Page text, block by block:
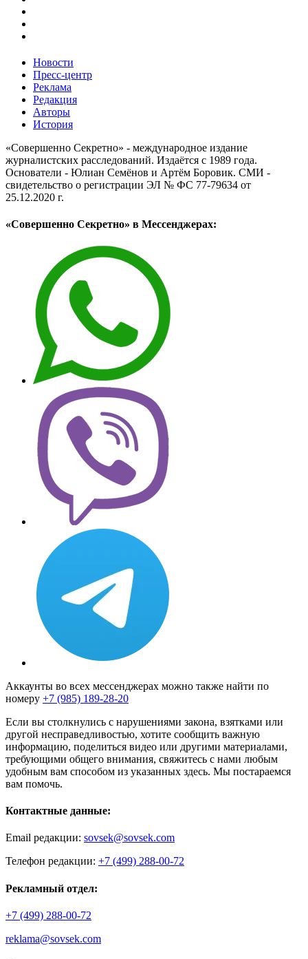
Новости
Пресс-центр
Реклама
Редакция
Авторы
История
«Совершенно Секретно» - международное издание
журналистских расследований. Издаётся с 1989 года.
Основатели - Юлиан Семёнов и Артём Боровик. CМИ -
свидетельство о регистрации ЭЛ № ФС 77-79634 от
25.12.2020 г.
«Совершенно Секретно» в Мессенджерах:
Аккаунты во всех мессенджерах можно также найти по
номеру +7 (985) 189-28-20
Если вы столкнулись с нарушениями закона, взятками или
другой несправедливостью, хотите сообщить важную
информацию, поделиться видео или другими материалами,
требующими общего внимания, свяжитесь с нами любым
удобным вам способом из указанных здесь. Мы постараемся
вам помочь.
Контактные данные:
Email редакции: sovsek@sovsek.com
Телефон редакции: +7 (499) 288-00-72
Рекламный отдел:
+7 (499) 288-00-72
reklama@sovsek.com